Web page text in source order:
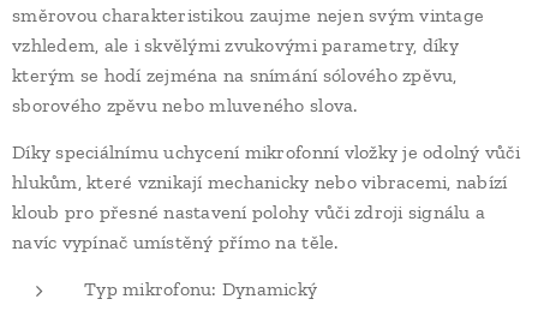
směrovou charakteristikou zaujme nejen svým vintage
vzhledem, ale i skvělými zvukovými parametry, díky
kterým se hodí zejména na snímání sólového zpěvu,
sborového zpěvu nebo mluveného slova.
Díky speciálnímu uchycení mikrofonní vložky je odolný vůči
hlukům, které vznikají mechanicky nebo vibracemi, nabízí
kloub pro přesné nastavení polohy vůči zdroji signálu a
navíc vypínač umístěný přímo na těle.
Typ mikrofonu: Dynamický